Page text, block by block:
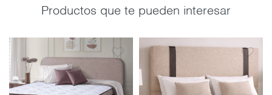
Productos que te pueden interesar